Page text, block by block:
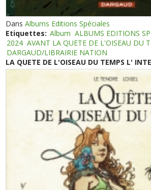
DansAlbums Editions Spéciales
Etiquettes: Album ALBUMS EDITIONS
2024 AVANT LA QUETE DE L'OISEAU DU
DARGAUD/LIBRAIRIE NATION
LA QUETE DE L'OISEAU DU TEMPS L'